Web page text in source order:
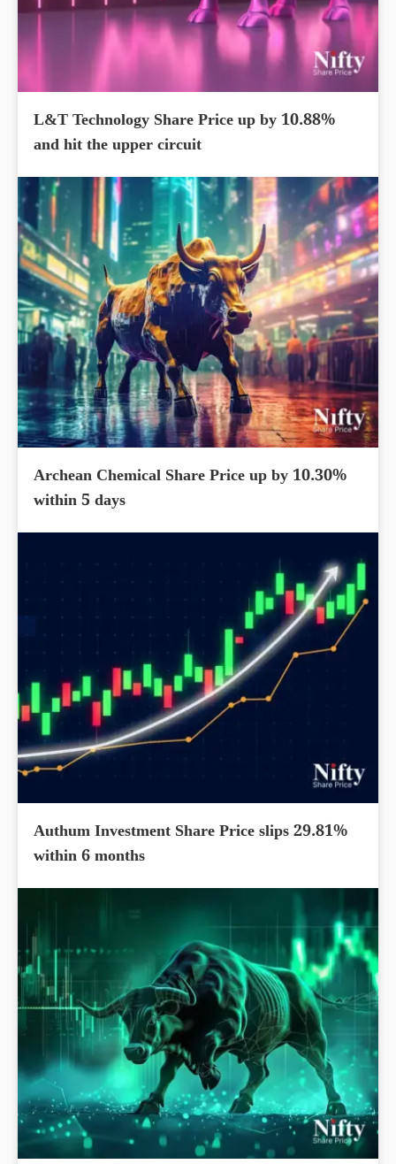
L&T Technology Share Price up by 10.88%
and hit the upper circuit
Archean Chemical Share Price up by 10.30%
within 5 days
Authum Investment Share Price slips 29.81%
within 6 months